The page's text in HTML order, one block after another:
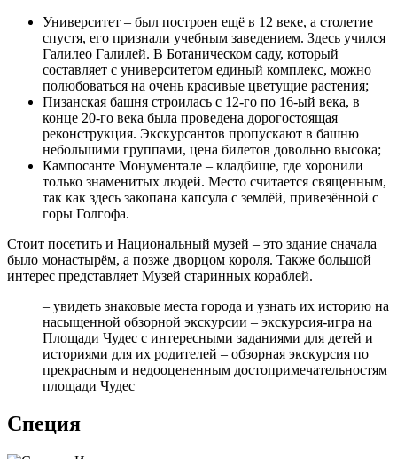
Университет – был построен ещё в 12 веке, а столетие
спустя, его признали учебным заведением. Здесь учился
Галилео Галилей. В Ботаническом саду, который
составляет с университетом единый комплекс, можно
полюбоваться на очень красивые цветущие растения;
Пизанская башня строилась с 12-го по 16-ый века, в
конце 20-го века была проведена дорогостоящая
реконструкция. Экскурсантов пропускают в башню
небольшими группами, цена билетов довольно высока;
Кампосанте Монументале – кладбище, где хоронили
только знаменитых людей. Место считается священным,
так как здесь закопана капсула с землёй, привезённой с
горы Голгофа.
Стоит посетить и Национальный музей – это здание сначала
было монастырём, а позже дворцом короля. Также большой
интерес представляет Музей старинных кораблей.
– увидеть знаковые места города и узнать их историю на
насыщенной обзорной экскурсии – экскурсия-игра на
Площади Чудес с интересными заданиями для детей и
историями для их родителей – обзорная экскурсия по
прекрасным и недооцененным достопримечательностям
площади Чудес
Специя